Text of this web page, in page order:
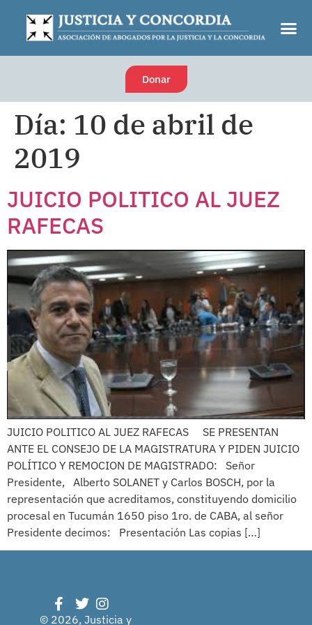
Donar
Día: 10 de abril de
2019
JUICIO POLITICO AL JUEZ
RAFECAS
JUICIO POLITICO AL JUEZ RAFECAS SE PRESENTAN
ANTE EL CONSEJO DE LA MAGISTRATURA Y PIDEN JUICIO
POLÍTICO Y REMOCION DE MAGISTRADO: Señor
Presidente, Alberto SOLANET y Carlos BOSCH, por la
representación que acreditamos, constituyendo domicilio
procesal en Tucumán 1650 piso 1ro. de CABA, al señor
Presidente decimos: Presentación Las copias […]
© 2026, Justicia y